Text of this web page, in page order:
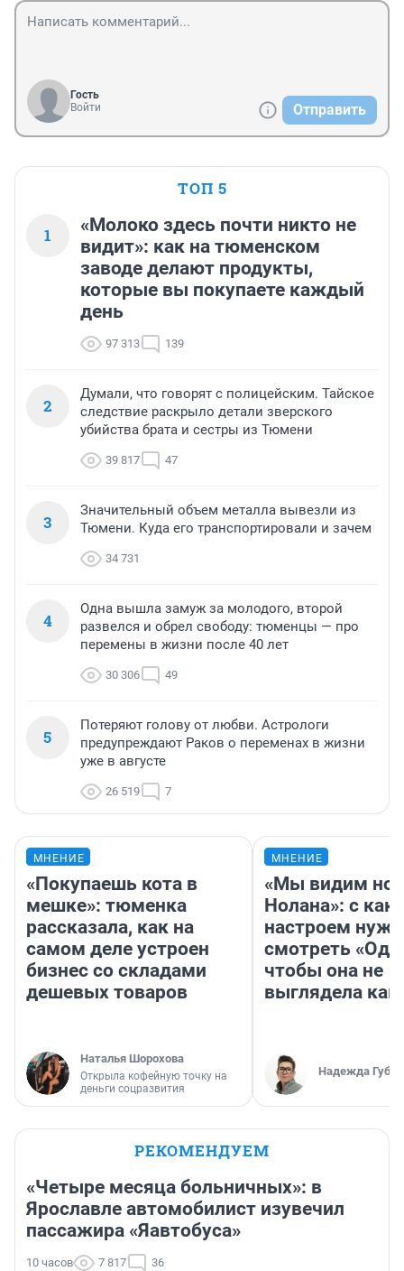
Гость
Войти
Отправить
ТОП 5
1
«Молоко здесь почти никто не
видит»: как на тюменском
заводе делают продукты,
которые вы покупаете каждый
день
97 313 139
2
Думали, что говорят с полицейским. Тайское
следствие раскрыло детали зверского
убийства брата и сестры из Тюмени
39 817 47
3
Значительный объем металла вывезли из
Тюмени. Куда его транспортировали и зачем
34 731
4
Одна вышла замуж за молодого, второй
развелся и обрел свободу: тюменцы — про
перемены в жизни после 40 лет
30 306 49
5
Потеряют голову от любви. Астрологи
предупреждают Раков о переменах в жизни
уже в августе
26 519 7
МНЕНИЕ
«Покупаешь кота в
мешке»: тюменка
рассказала, как на
самом деле устроен
бизнес со складами
дешевых товаров
Наталья Шорохова
Открыла кофейную точку на
деньги соцразвития
МНЕНИЕ
«Мы видим
Нолана»: с
настроем
смотреть
чтобы она не
выглядела как
Надежда
РЕКОМЕНДУЕМ
«Четыре месяца больничных»: в
Ярославле автомобилист изувечил
пассажира «Яавтобуса»
10 часов 7 817 36